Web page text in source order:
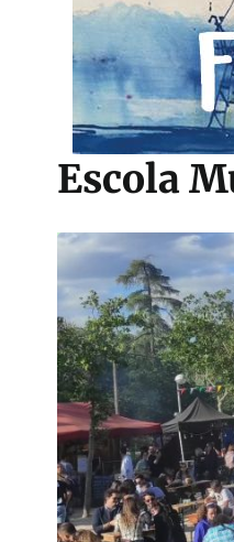
Escola